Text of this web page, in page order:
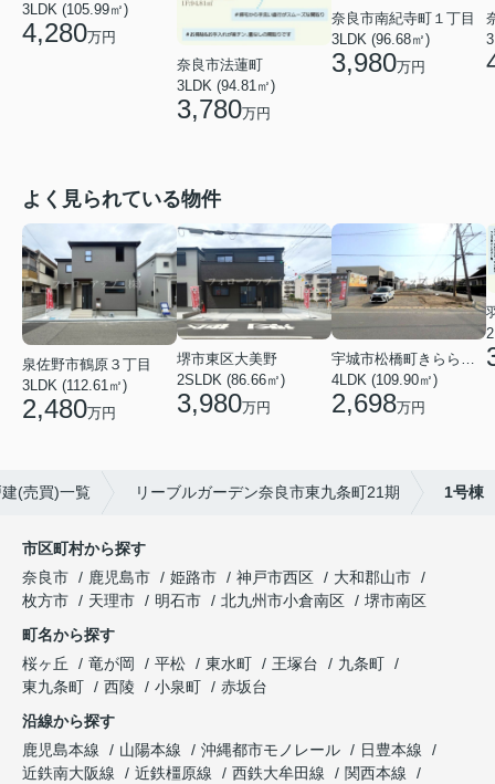
3LDK (105.99㎡)
4,280万円
奈良市法蓮町
3LDK (94.81㎡)
3,780万円
奈良市南紀寺町１丁目
3LDK (96.68㎡)
3,980万円
よく見られている物件
泉佐野市鶴原３丁目
3LDK (112.61㎡)
2,480万円
堺市東区大美野
2SLDK (86.66㎡)
3,980万円
宇城市松橋町きらら３丁目
4LDK (109.90㎡)
2,698万円
(売買)一覧 リーブルガーデン奈良市東九条町21期 1号棟
市区町村から探す
奈良市
鹿児島市 姫路市 神戸市西区
大和郡山市
枚方市
天理市 明石市 北九州市小倉南区
堺市南区
町名から探す
桜ヶ丘
竜が岡 平松 東水町 王塚台
九条町
東九条町
西陵 小泉町
赤坂台
沿線から探す
鹿児島本線
山陽本線 沖縄都市モノレール
日豊本線
近鉄南大阪線
近鉄橿原線 西鉄大牟田線
関西本線